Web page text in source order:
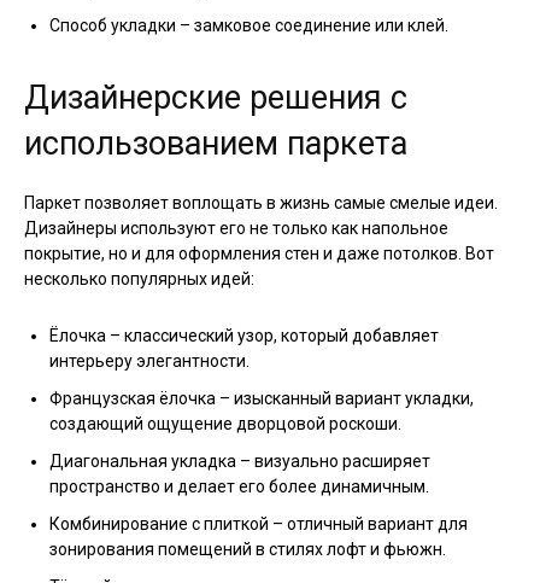
Способ укладки – замковое соединение или клей.
Дизайнерские решения с
использованием паркета
Паркет позволяет воплощать в жизнь самые смелые идеи.
Дизайнеры используют его не только как напольное
покрытие, но и для оформления стен и даже потолков. Вот
несколько популярных идей:
Ёлочка – классический узор, который добавляет
интерьеру элегантности.
Французская ёлочка – изысканный вариант укладки,
создающий ощущение дворцовой роскоши.
Диагональная укладка – визуально расширяет
пространство и делает его более динамичным.
Комбинирование с плиткой – отличный вариант для
зонирования помещений в стилях лофт и фьюжн.